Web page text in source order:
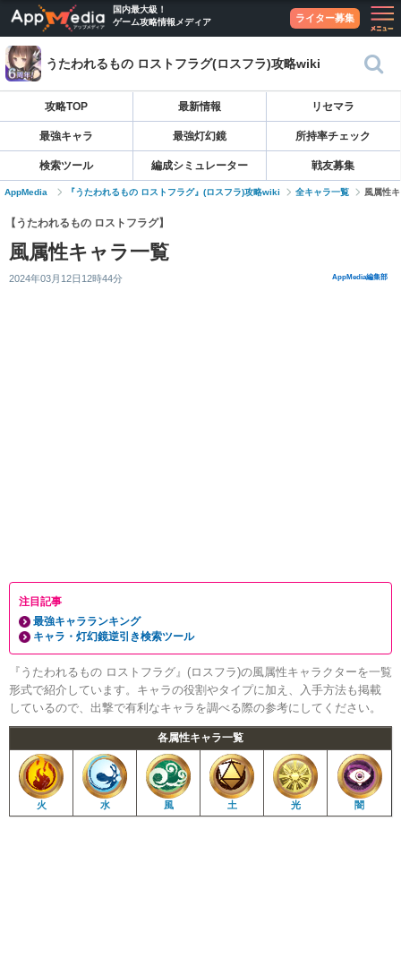
国内最大級！
ゲーム攻略情報メディア
ライター募集
うたわれるもの ロストフラグ(ロスフラ)攻略wiki
攻略TOP 最新情報 リセマラ
最強キャラ 最強灯幻鏡 所持率チェック
検索ツール 編成シミュレーター 戦友募集
AppMedia 『うたわれるもの ロストフラグ』(ロスフラ)攻略wiki 全キャラ一覧 風属性
【うたわれるもの ロストフラグ】
風属性キャラ一覧
2024年03月12日12時44分 AppMedia編集部
注目記事
最強キャラランキング
キャラ・灯幻鏡逆引き検索ツール
『うたわれるもの ロストフラグ』(ロスフラ)の風属性キャラクターを一覧
形式で紹介しています。キャラの役割やタイプに加え、入手方法も掲載
しているので、出撃で有利なキャラを調べる際の参考にしてください。
各属性キャラ一覧
火 水 風 土 光 闇